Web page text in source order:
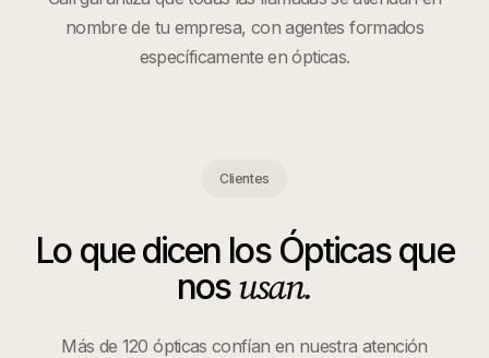
nombre de tu empresa, con agentes formados
específicamente enópticas.
Clientes
Lo que dicen los Ópticasque
nosusan.
Más de 120 ópticas confían en nuestra atención